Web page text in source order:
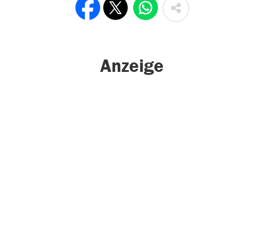
Anzeige